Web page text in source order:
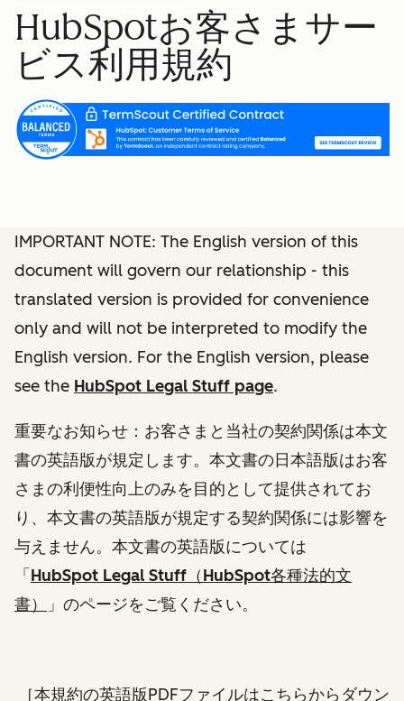
HubSpotお客さまサー
ビス利用規約
IMPORTANT NOTE: The English version of this
document will govern our relationship - this
translated version is provided for convenience
only and will not be interpreted to modify the
English version. For the English version, please
see the HubSpot Legal Stuff page.
重要なお知らせ：お客さまと当社の契約関係は本文
書の英語版が規定します。本文書の日本語版はお客
さまの利便性向上のみを目的として提供されてお
り、本文書の英語版が規定する契約関係には影響を
与えません。本文書の英語版については
「 HubSpot Legal Stuff（HubSpot各種法的文
書）
」 のページをご覧ください。
［本規約の英語版PDFファイルはこちらからダウン